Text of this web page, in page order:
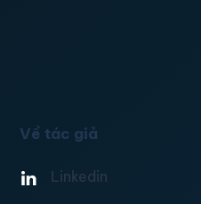
Về tác giả
Linkedin